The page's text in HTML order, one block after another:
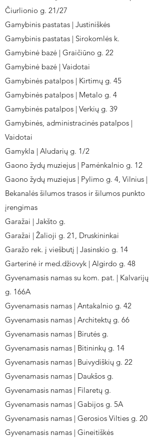
Čiurlionio g. 21/27
Gamybinis pastatas | Justiniškės
Gamybinis pastatas | Sirokomlės k.
Gamybinė bazė | Graičiūno g. 22
Gamybinė bazė | Vaidotai
Gamybinės patalpos | Kirtimų g. 45
Gamybinės patalpos | Metalo g. 4
Gamybinės patalpos | Verkių g. 39
Gamybinės, administracinės patalpos |
Vaidotai
Gamykla | Aludarių g. 1/2
Gaono žydų muziejus | Pamėnkalnio g. 12
Gaono žydų muziejus | Pylimo g. 4, Vilnius |
Bekanalės šilumos trasos ir šilumos punkto
įrengimas
Garažai | Jakšto g.
Garažai | Žalioji g. 21, Druskininkai
Garažo rek. į viešbutį | Jasinskio g. 14
Garterinė ir med.džiovyk | Algirdo g. 48
Gyvenamasis namas su kom. pat. | Kalvarijų
g. 166A
Gyvenamasis namas | Antakalnio g. 42
Gyvenamasis namas | Architektų g. 66
Gyvenamasis namas | Birutės g.
Gyvenamasis namas | Bitininkų g. 14
Gyvenamasis namas | Buivydiškių g. 22
Gyvenamasis namas | Daukšos g.
Gyvenamasis namas | Filaretų g.
Gyvenamasis namas | Gabijos g. 5A
Gyvenamasis namas | Gerosios Vilties g. 20
Gyvenamasis namas | Gineitiškės